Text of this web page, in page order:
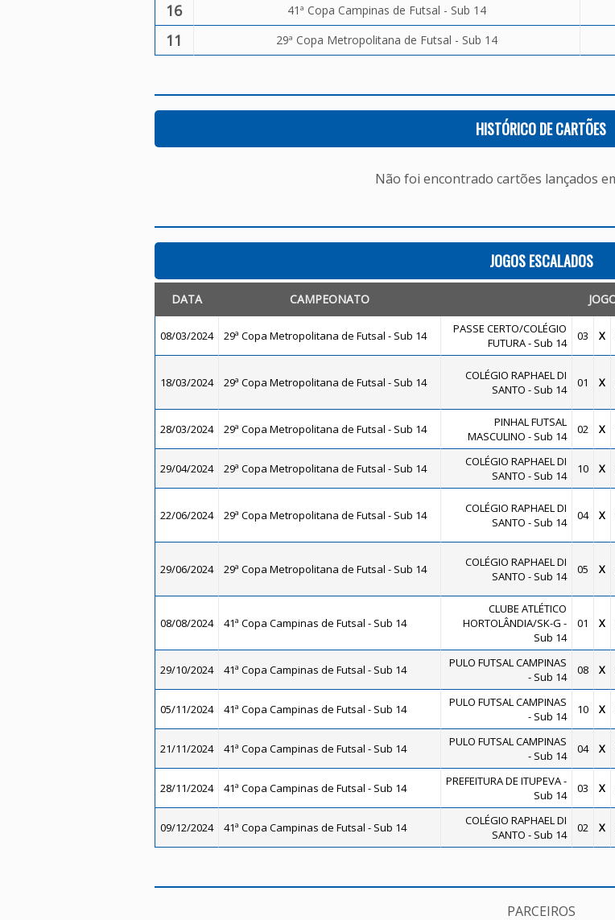
16 41ª Copa Campinas de Futsal - Sub 14
11 29ª Copa Metropolitana de Futsal - Sub 14
HISTÓRICO DE CARTÕES
Não foi encontrado cartões lançados
JOGOS ESCALADOS
DATA CAMPEONATO
08/03/2024 29ª Copa Metropolitana de Futsal - Sub 14
PASSE CERTO/COLÉGIO
FUTURA - Sub 14
03 X
18/03/2024 29ª Copa Metropolitana de Futsal - Sub 14
COLÉGIO RAPHAEL DI
SANTO - Sub 14
01 X
28/03/2024 29ª Copa Metropolitana de Futsal - Sub 14
PINHAL FUTSAL
MASCULINO - Sub 14
02 X
29/04/2024 29ª Copa Metropolitana de Futsal - Sub 14
COLÉGIO RAPHAEL DI
SANTO - Sub 14
10 X
22/06/2024 29ª Copa Metropolitana de Futsal - Sub 14
COLÉGIO RAPHAEL DI
SANTO - Sub 14
04 X
29/06/2024 29ª Copa Metropolitana de Futsal - Sub 14
COLÉGIO RAPHAEL DI
SANTO - Sub 14
05 X
08/08/2024 41ª Copa Campinas de Futsal - Sub 14
CLUBE ATLÉTICO
HORTOLÂNDIA/SK-G -
Sub 14
01 X
29/10/2024 41ª Copa Campinas de Futsal - Sub 14
PULO FUTSAL CAMPINAS
- Sub 14
08 X
05/11/2024 41ª Copa Campinas de Futsal - Sub 14
PULO FUTSAL CAMPINAS
- Sub 14
10 X
21/11/2024 41ª Copa Campinas de Futsal - Sub 14
PULO FUTSAL CAMPINAS
- Sub 14
04 X
28/11/2024 41ª Copa Campinas de Futsal - Sub 14
PREFEITURA DE ITUPEVA -
Sub 14
03 X
09/12/2024 41ª Copa Campinas de Futsal - Sub 14
COLÉGIO RAPHAEL DI
SANTO - Sub 14
02 X
PARCEIROS